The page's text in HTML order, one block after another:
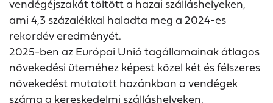
vendégéjszakát töltött a hazai szálláshelyeken,
ami 4,3 százalékkal haladta meg a 2024-es
rekordév eredményét.
2025-ben az Európai Unió tagállamainak átlagos
növekedési üteméhez képest közel két és félszeres
növekedést mutatott hazánkban a vendégek
száma a kereskedelmi szálláshelyeken.